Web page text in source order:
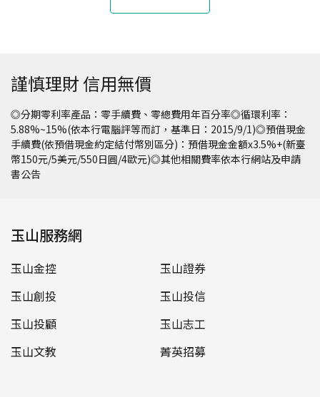
謹慎理財 信用無價
◎分期零利率產品：零手續費、零總費用年百分率◎循環利率：
5.88%~15%(依本行電腦評等而訂，基準日：2015/9/1)◎預借現金
手續費(依預借現金約定結付幣別區分)：預借現金金額x3.5%+(新臺
幣150元/5美元/550日圓/4歐元)◎其他相關費率依本行網站及申請
書公告
玉山服務網
玉山金控
玉山證券
玉山創投
玉山投信
玉山投顧
玉山志工
玉山文教
菁英招募